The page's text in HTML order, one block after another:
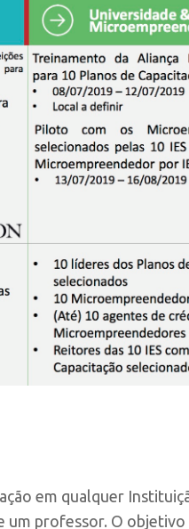
em qualquer
um professor. O objetivo